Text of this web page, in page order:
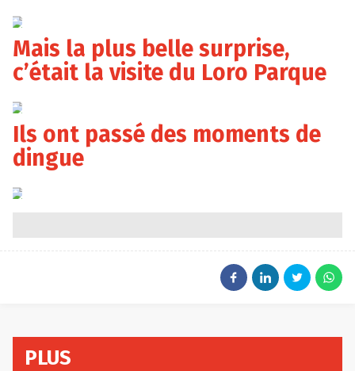
Auvio
Mais la plus belle surprise,
c’était la visite du Loro Parque
Auvio
Ils ont passé des moments de
dingue
Auvio
PLUS